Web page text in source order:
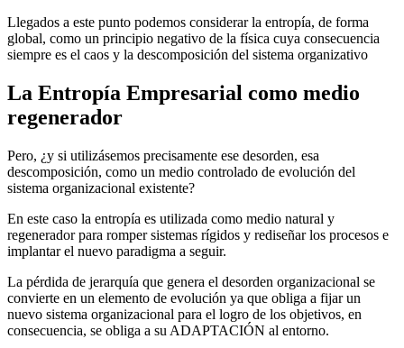
Llegados a este punto podemos considerar la entropía, de forma
global, como un principio negativo de la física cuya consecuencia
siempre es el caos y la descomposición del sistema organizativo
La Entropía Empresarial como medio
regenerador
Pero, ¿y si utilizásemos precisamente ese desorden, esa
descomposición, como un medio controlado de evolución del
sistema organizacional existente?
En este caso la entropía es utilizada como medio natural y
regenerador para romper sistemas rígidos y rediseñar los procesos e
implantar el nuevo paradigma a seguir.
La pérdida de jerarquía que genera el desorden organizacional se
convierte en un elemento de evolución ya que obliga a fijar un
nuevo sistema organizacional para el logro de los objetivos, en
consecuencia, se obliga a su ADAPTACIÓN al entorno.